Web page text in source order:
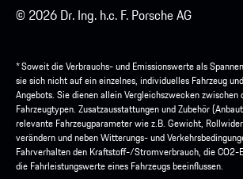
© 2026 Dr. Ing. h.c. F. Porsche AG
* Soweit die Verbrauchs- und Emissionswerte als
sie sich nicht auf ein einzelnes, individuelles Fahrzeug
Angebots. Sie dienen allein Vergleichszwecken zwischen
Fahrzeugtypen. Zusatzausstattungen und Zubehör
relevante Fahrzeugparameter wie z.B. Gewicht,
verändern und neben Witterungs- und
Fahrverhalten den Kraftstoff-/Stromverbrauch, die CO2-
die Fahrleistungswerte eines Fahrzeugs beeinflussen.